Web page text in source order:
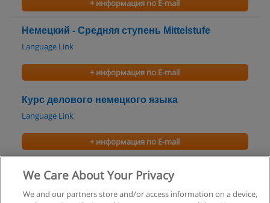
+ информация по E-mail
Немецкий - Средняя ступень Mittelstufe
Language Link
+ информация по E-mail
Курс делового немецкого языка
Language Link
+ информация по E-mail
Интенсивное обучение немецкому языку
We Care About Your Privacy
We and our partners store and/or access information on a device,